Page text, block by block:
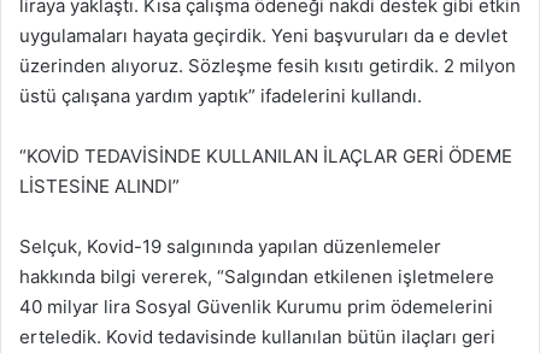
liraya yaklaştı. Kısa çalışma ödeneği nakdi destek gibi etkin
uygulamaları hayata geçirdik. Yeni başvuruları da e devlet
üzerinden alıyoruz. Sözleşme fesih kısıtı getirdik. 2 milyon
üstü çalışana yardım yaptık” ifadelerini kullandı.
“KOVİD TEDAVİSİNDE KULLANILAN İLAÇLAR GERİ ÖDEME
LİSTESİNE ALINDI”
Selçuk, Kovid-19 salgınında yapılan düzenlemeler
hakkında bilgi vererek, “Salgından etkilenen işletmelere
40 milyar lira Sosyal Güvenlik Kurumu prim ödemelerini
erteledik. Kovid tedavisinde kullanılan bütün ilaçları geri